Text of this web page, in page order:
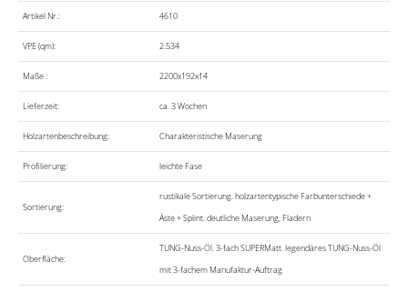
Artikel Nr.: 4610
VPE (qm): 2.534
Maße : 2200x192x14
Lieferzeit: ca. 3 Wochen
Holzartenbeschreibung: Charakteristische Maserung
Profilierung: leichte Fase
Sortierung:
rustikale Sortierung. holzartentypische Farbunterschiede +
Äste + Splint. deutliche Maserung, Fladern
Oberfläche:
TUNG-Nuss-Öl. 3-fach SUPERMatt. legendäres TUNG-Nuss-Öl
mit 3-fachem Manufaktur-Auftrag